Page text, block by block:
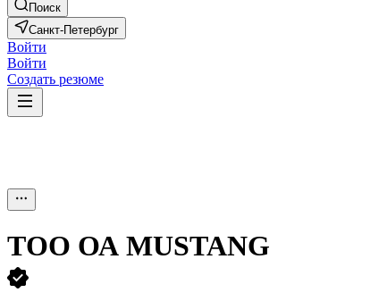
Поиск
Санкт-Петербург
Войти
Войти
Создать резюме
ТОО ОА MUSTANG